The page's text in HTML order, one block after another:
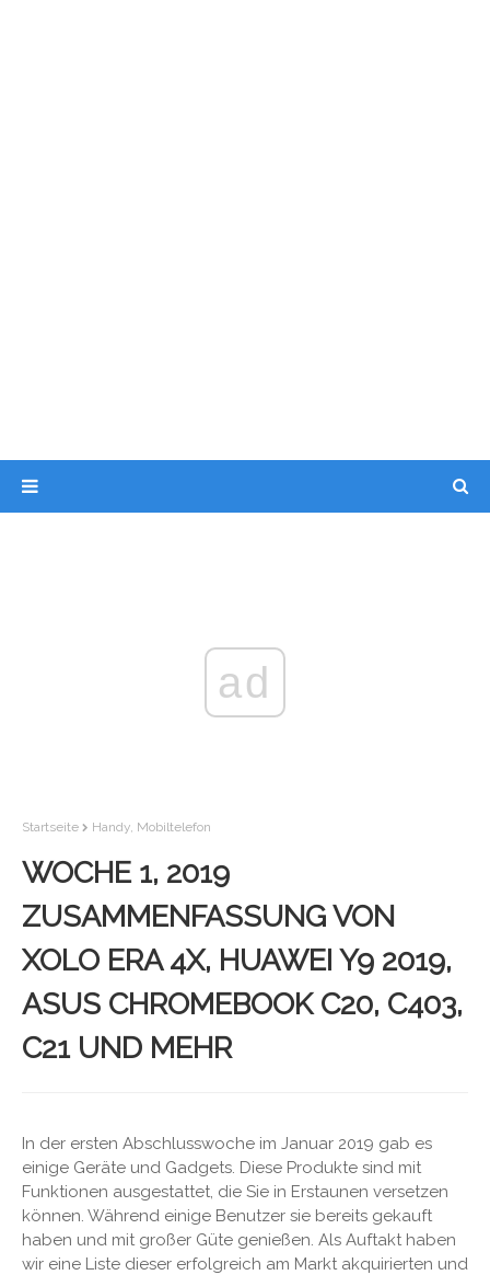
ad
Startseite Handy, Mobiltelefon
WOCHE 1, 2019
ZUSAMMENFASSUNG VON
XOLO ERA 4X, HUAWEI Y9 2019,
ASUS CHROMEBOOK C20, C403,
C21 UND MEHR
In der ersten Abschlusswoche im Januar 2019 gab es
einige Geräte und Gadgets. Diese Produkte sind mit
Funktionen ausgestattet, die Sie in Erstaunen versetzen
können. Während einige Benutzer sie bereits gekauft
haben und mit großer Güte genießen. Als Auftakt haben
wir eine Liste dieser erfolgreich am Markt akquirierten und